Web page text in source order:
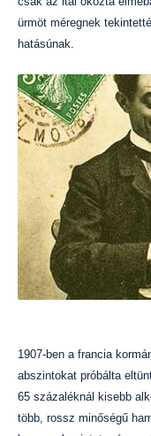
ürmöt méregnek
hatásúnak.
1907-ben a francia
abszintokat próbálta
65 százaléknál kisebb
több, rossz minőségű